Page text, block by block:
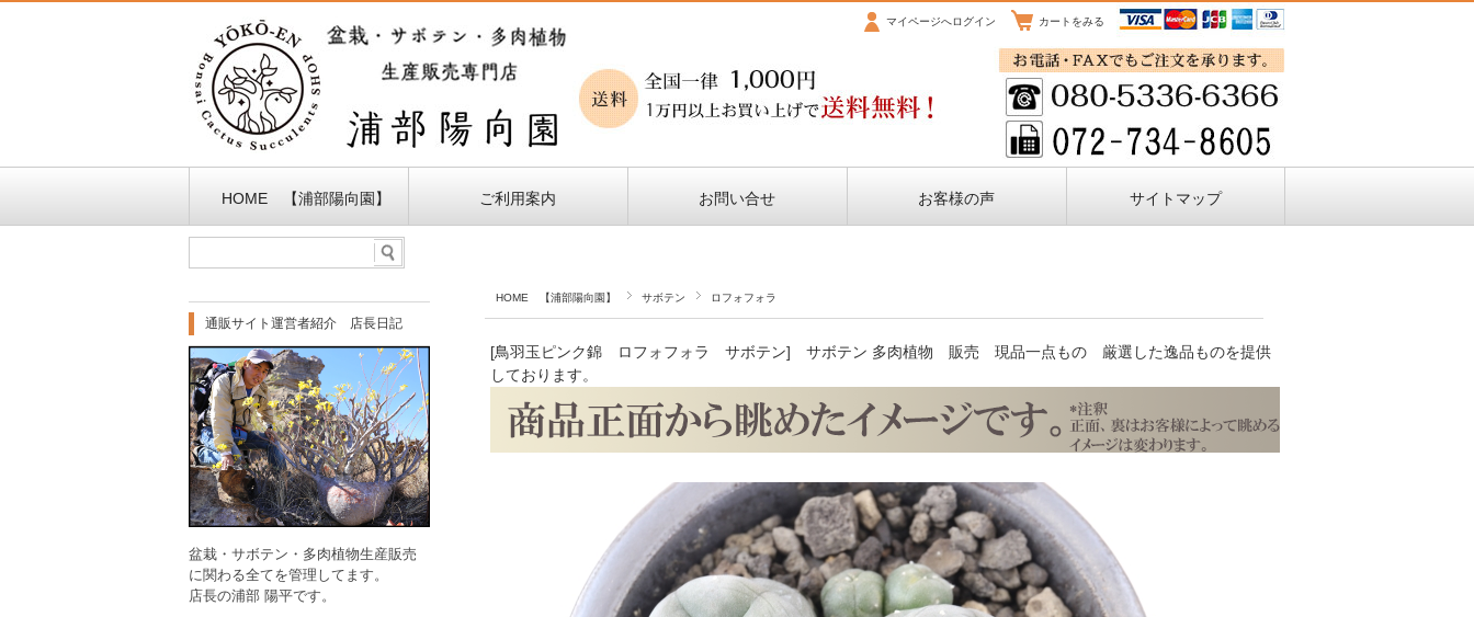
マイページへログイン カートをみる
HOME 【浦部陽向園】 ご利用案内 お問い合せ お客様の声 サイトマップ
HOME 【浦部陽向園】 サボテン ロフォフォラ
[鳥羽玉ピンク錦 ロフォフォラ サボテン] サボテン 多肉植物 販売 現品一点もの 厳選した逸品ものを提供
しております。
通販サイト運営者紹介 店長日記
盆栽・サボテン・多肉植物生産販売
に関わる全てを管理してます。
店長の浦部 陽平です。